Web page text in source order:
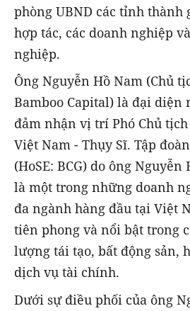
phòng UBND các tỉnh thành
hợp tác, các doanh nghiệp
nghiệp.
Ông Nguyễn Hồ Nam (Chủ
Bamboo Capital) là đại diện
đảm nhận vị trí Phó Chủ
Việt Nam - Thụy Sĩ. Tập
(HoSE: BCG) do ông
là một trong những doanh
đa ngành hàng đầu tại Việt
tiên phong và nổi bật trong
lượng tái tạo, bất động sản,
dịch vụ tài chính.
Dưới sự điều phối của ông